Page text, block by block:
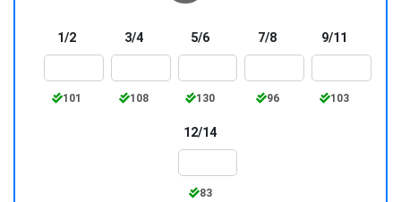
1/2
101
3/4
108
5/6
130
7/8
96
9/11
103
12/14
83